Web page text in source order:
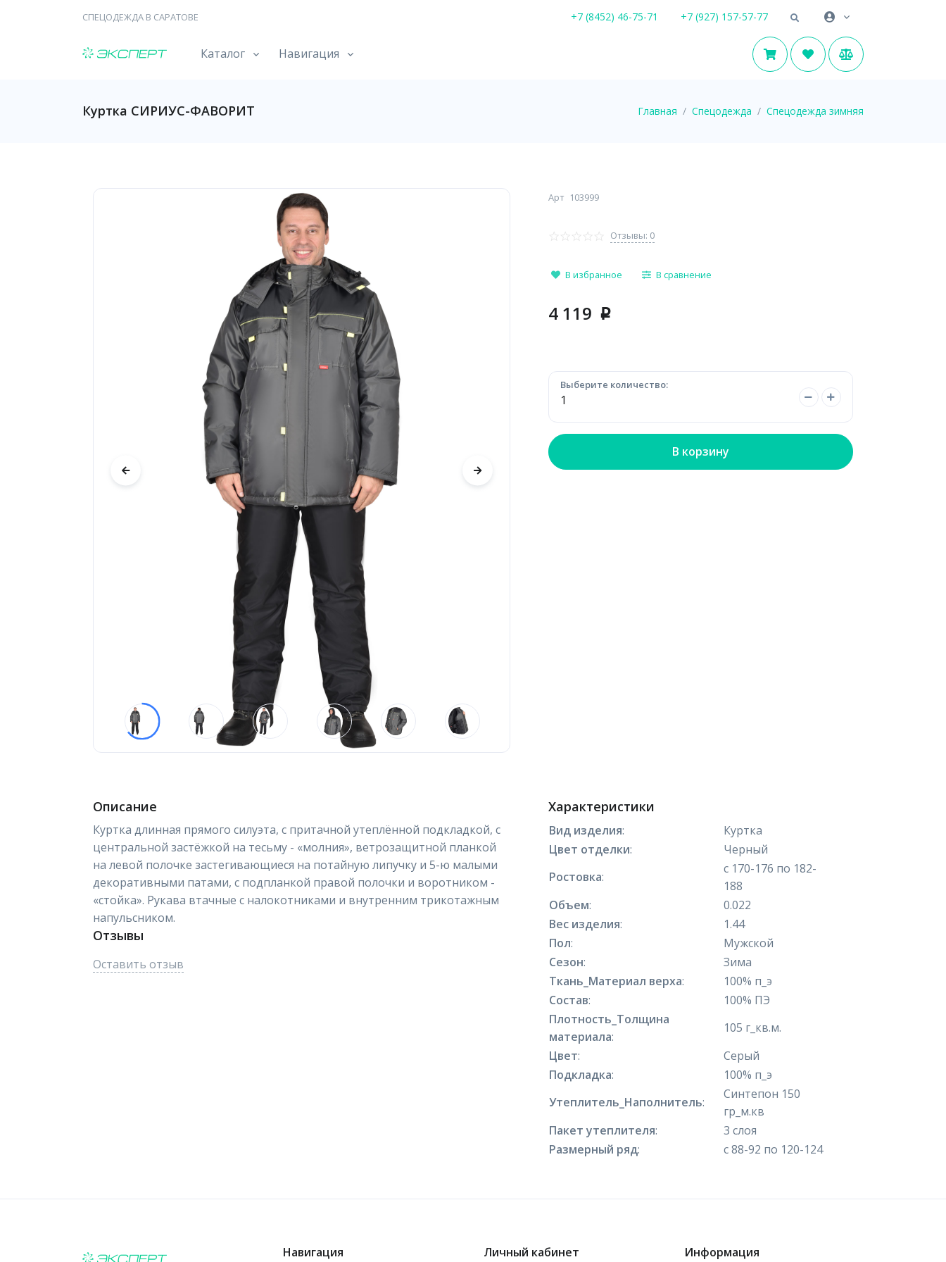
СПЕЦОДЕЖДА В САРАТОВЕ +7 (8452) 46-75-71 +7 (927) 157-57-77
Каталог Навигация
Куртка СИРИУС-ФАВОРИТ Главная Спецодежда Спецодежда зимняя
Арт 103999
Отзывы: 0
В избранное В сравнение
4 119 p
Выберите количество:
В корзину
Описание
Куртка длинная прямого силуэта, с притачной утеплённой подкладкой, с
центральной застёжкой на тесьму - «молния», ветрозащитной планкой
на левой полочке застегивающиеся на потайную липучку и 5-ю малыми
декоративными патами, с подпланкой правой полочки и воротником -
«стойка». Рукава втачные с налокотниками и внутренним трикотажным
напульсником.
Отзывы
Оставить отзыв
Характеристики
Вид изделия:
Куртка
Цвет отделки:
Черный
Ростовка:
с 170-176 по 182-
188
Объем:
0.022
Вес изделия:
1.44
Пол:
Мужской
Сезон:
Зима
Ткань_Материал верха:
100% п_э
Состав:
100% ПЭ
Плотность_Толщина
материала:
105 г_кв.м.
Цвет:
Серый
Подкладка:
100% п_э
Утеплитель_Наполнитель:
Синтепон 150
гр_м.кв
Пакет утеплителя:
3 слоя
Размерный ряд: с 88-92 по 120-124
Навигация Личный кабинет Информация